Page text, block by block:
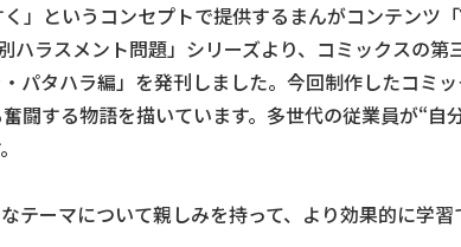
」というコンセプトで提供するまんがコンテンツ
ラスメント問題」シリーズより、コミックスの第
タハラ編」を発刊しました。今回制作したコミッ
闘する物語を描いています。多世代の従業員が“自
テーマについて親しみを持って、より効果的に学